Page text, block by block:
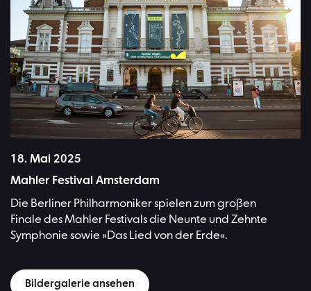
18. Mai 2025
Mahler Festival Amsterdam
Die Berliner Philharmoniker spielen zum großen
Finale des Mahler Festivals die Neunte und Zehnte
Symphonie sowie »Das Lied von der Erde«.
Bildergalerie ansehen